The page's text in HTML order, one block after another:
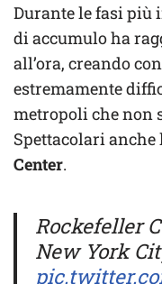
Durante le fasi più
di accumulo ha
all’ora, creando
estremamente
metropoli che non
Spettacolari
Center.
Rockefeller
New York